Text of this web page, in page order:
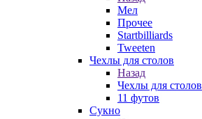
Мел
Прочее
Startbilliards
Tweeten
Чехлы для столов
Назад
Чехлы для столов
11 футов
Сукно